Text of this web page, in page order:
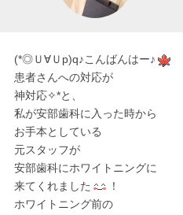
(*◎Ｕ∀Ｕp)q♪こんばんはー♪
患者さんへの対応が
神対応✧*と、
私が安部歯科に入った時から
お手本としている
元スタッフが
安部歯科にホワイトニングに
来てくれました
！
ホワイトニング前の